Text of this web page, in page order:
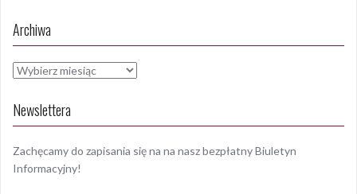
Archiwa
Archiwa
Newslettera
Zachęcamy do zapisania się na na nasz bezpłatny Biuletyn
Informacyjny!